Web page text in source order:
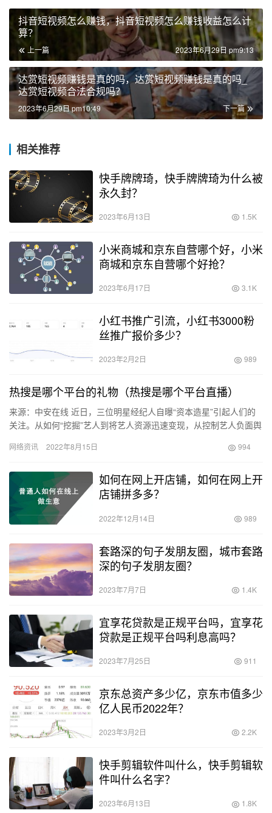
抖音短视频怎么赚钱，抖音短视频怎么赚钱收益怎么计
算？
上一篇 2023年6月29日 pm9:13
达赏短视频赚钱是真的吗，达赏短视频赚钱是真的吗_
达赏短视频合法合规吗？
下一篇
2023年6月29日 pm10:49
相关推荐
快手牌牌琦，快手牌牌琦为什么被
永久封？
2023年6月13日 1.5K
小米商城和京东自营哪个好，小米
商城和京东自营哪个好抢？
2023年6月17日 3.1K
小红书推广引流，小红书3000粉
丝推广报价多少？
2023年2月2日 989
热搜是哪个平台的礼物（热搜是哪个平台直播）
来源：中安在线 近日，三位明星经纪人自曝“资本造星”引起人们的
关注。从如何“挖掘”艺人到将艺人资源迅速变现，从控制艺人负面舆
网络资讯 2022年8月15日 994
如何在网上开店铺，如何在网上开
店铺拼多多？
2022年12月14日 989
套路深的句子发朋友圈，城市套路
深的句子发朋友圈？
2023年7月7日 1.4K
宜享花贷款是正规平台吗，宜享花
贷款是正规平台吗利息高吗？
2023年7月25日 911
京东总资产多少亿，京东市值多少
亿人民币2022年？
2023年3月2日 2.2K
快手剪辑软件叫什么，快手剪辑软
件叫什么名字？
2023年6月13日 1.8K